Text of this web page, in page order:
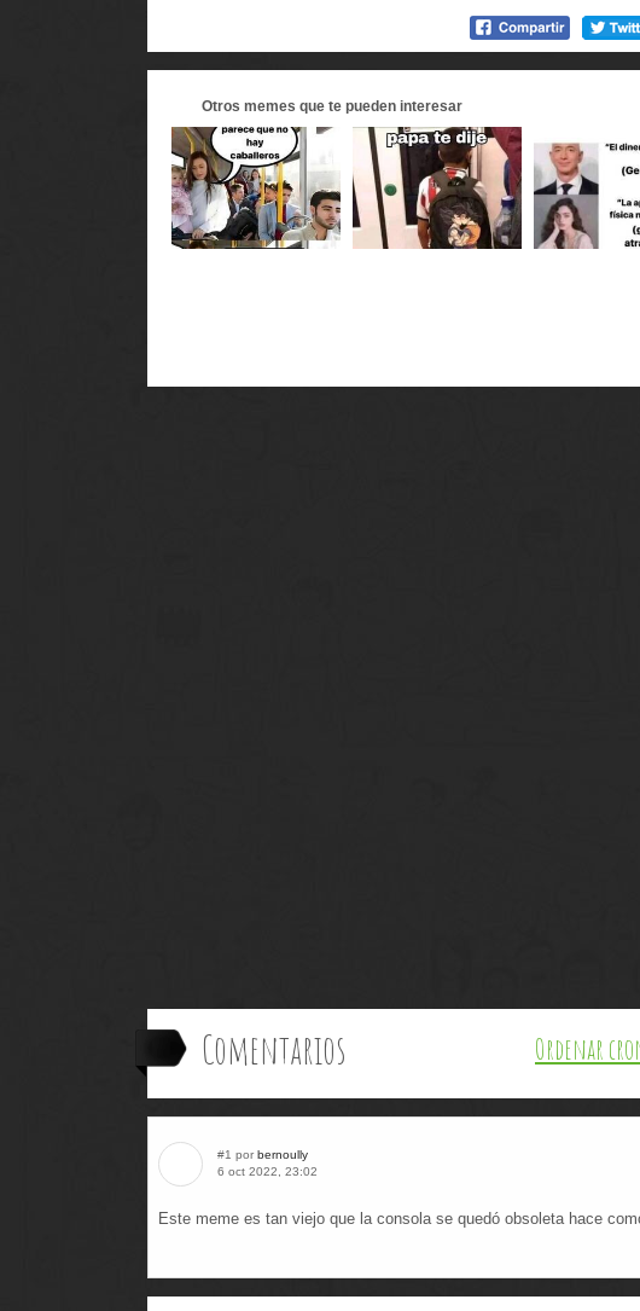
Otros memes que te pueden interesar
Comentarios Ordenar
#1 por bernoully
6 oct 2022, 23:02
Este meme es tan viejo que la consola se quedó obsoleta hace